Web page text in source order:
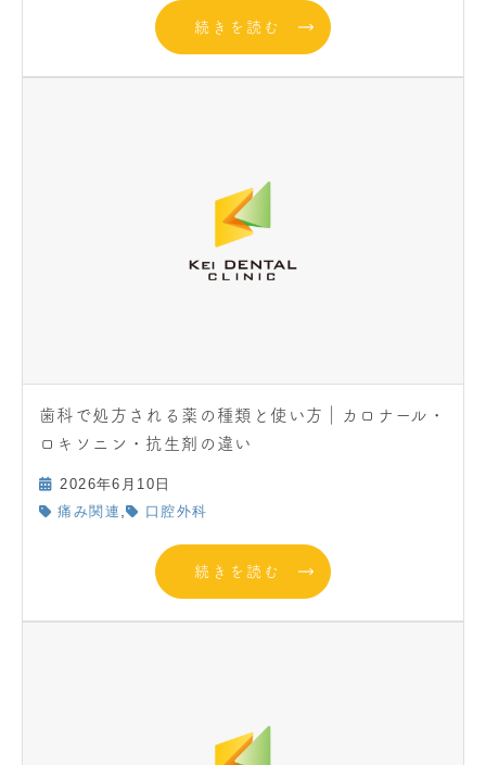
続きを読む
歯科で処方される薬の種類と使い方｜カロナール・
ロキソニン・抗生剤の違い
2026年6月10日
痛み関連 , 口腔外科
続きを読む